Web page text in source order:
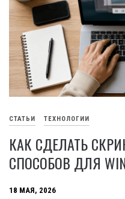
СТАТЬИ ТЕХНОЛОГИИ
КАК СДЕЛАТЬ
СПОСОБОВ ДЛЯ
18 МАЯ, 2026